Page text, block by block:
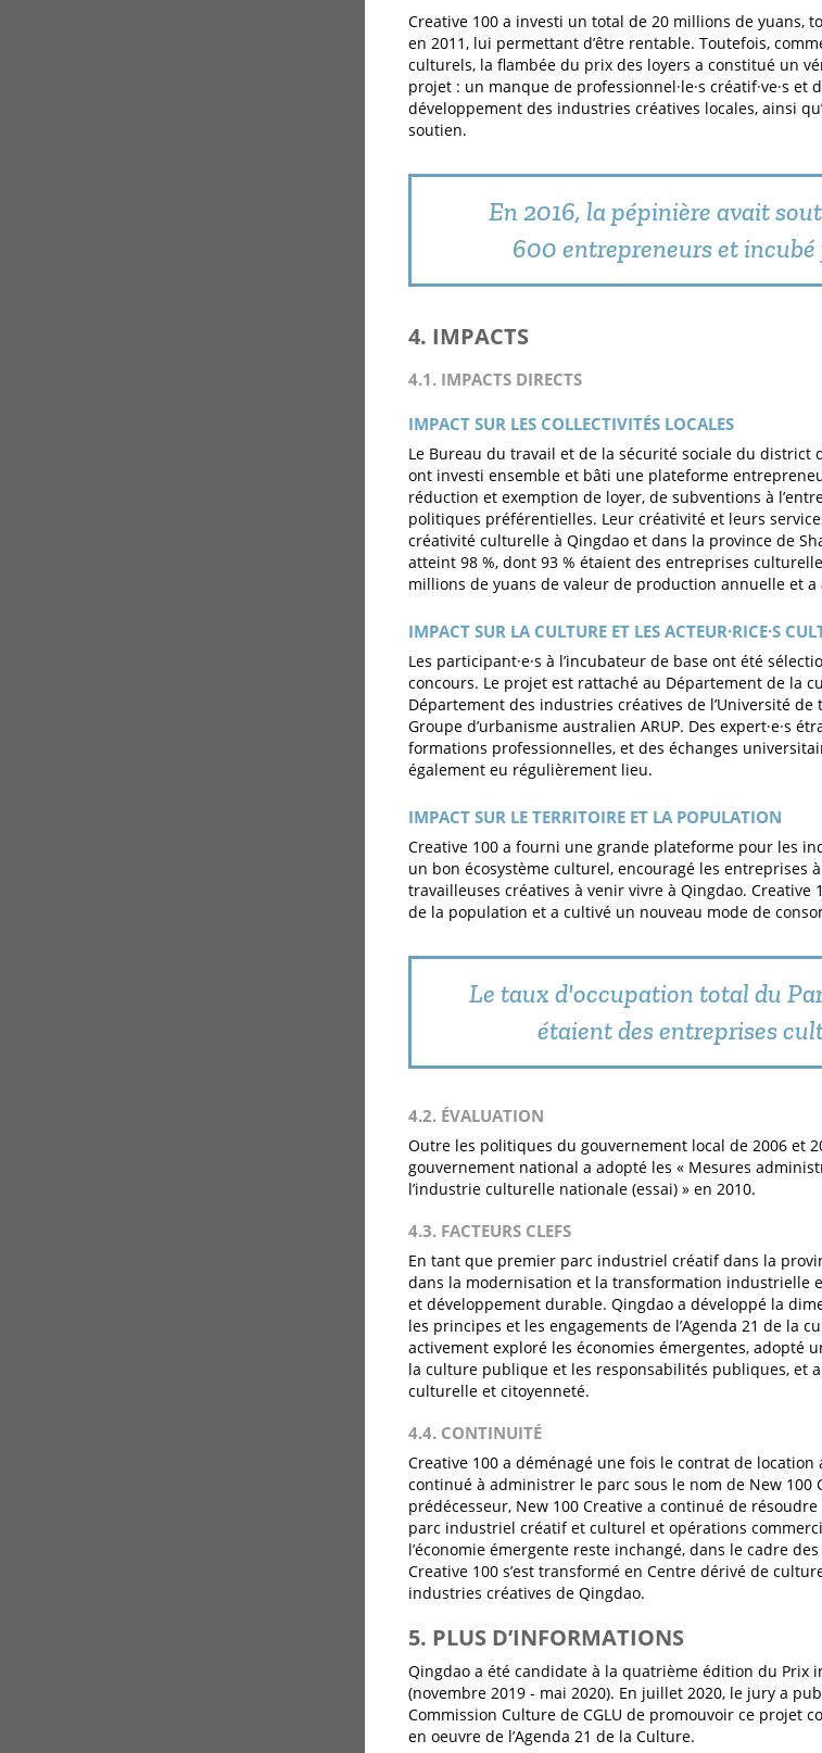
Creative 100 a investi un total de 20 millions de yuans,
en 2011, lui permettant d’être rentable. Toutefois,
culturels, la flambée du prix des loyers a constitué un
projet : un manque de professionnel·le·s créatif·ve·s
développement des industries créatives locales, ainsi
soutien.
En 2016, la pépinière avait
600 entrepreneurs et
4. IMPACTS
4.1. IMPACTS DIRECTS
IMPACT SUR LES COLLECTIVITÉS LOCALES
Le Bureau du travail et de la sécurité sociale du district
ont investi ensemble et bâti une plateforme
réduction et exemption de loyer, de subventions à
politiques préférentielles. Leur créativité et leurs
créativité culturelle à Qingdao et dans la province de
atteint 98 %, dont 93 % étaient des entreprises
millions de yuans de valeur de production annuelle et a
IMPACT SUR LA CULTURE ET LES ACTEUR·RICE·S
Les participant·e·s à l’incubateur de base ont été
concours. Le projet est rattaché au Département de la
Département des industries créatives de l’Université
Groupe d’urbanisme australien ARUP. Des expert·e·s
formations professionnelles, et des échanges
également eu régulièrement lieu.
IMPACT SUR LE TERRITOIRE ET LA POPULATION
Creative 100 a fourni une grande plateforme pour les
un bon écosystème culturel, encouragé les entreprises
travailleuses créatives à venir vivre à Qingdao. Creative
de la population et a cultivé un nouveau mode de
Le taux d'occupation total du
étaient des entreprises
4.2. ÉVALUATION
Outre les politiques du gouvernement local de 2006 et
gouvernement national a adopté les « Mesures
l’industrie culturelle nationale (essai) » en 2010.
4.3. FACTEURS CLEFS
En tant que premier parc industriel créatif dans la
dans la modernisation et la transformation industrielle
et développement durable. Qingdao a développé la
les principes et les engagements de l’Agenda 21 de la
activement exploré les économies émergentes, adopté
la culture publique et les responsabilités publiques, et
culturelle et citoyenneté.
4.4. CONTINUITÉ
Creative 100 a déménagé une fois le contrat de
continué à administrer le parc sous le nom de New 100
prédécesseur, New 100 Creative a continué de
parc industriel créatif et culturel et opérations
l’économie émergente reste inchangé, dans le cadre
Creative 100 s’est transformé en Centre dérivé de
industries créatives de Qingdao.
5. PLUS D’INFORMATIONS
Qingdao a été candidate à la quatrième édition du Prix
(novembre 2019 - mai 2020). En juillet 2020, le jury a
Commission Culture de CGLU de promouvoir ce projet
en oeuvre de l’Agenda 21 de la Culture.